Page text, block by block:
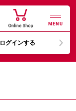
MENU
ログインする